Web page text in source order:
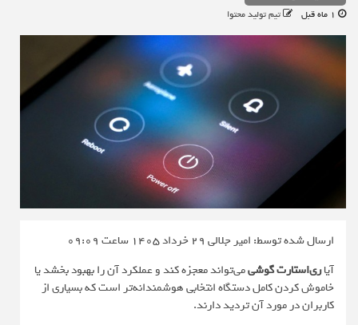
تیم تولید محتوا
ارسال شده توسط: امیر جلالی29 خرداد 1405 ساعت 09:09
ری‌استارت گوشیمی‌تواند معجزه کند و عملکرد آن را بهبود بخشد یا
خاموش کردن کامل دستگاه انتخابی هوشمندانه‌تر است که بسیاری از
کاربران در مورد آن تردید دارند.